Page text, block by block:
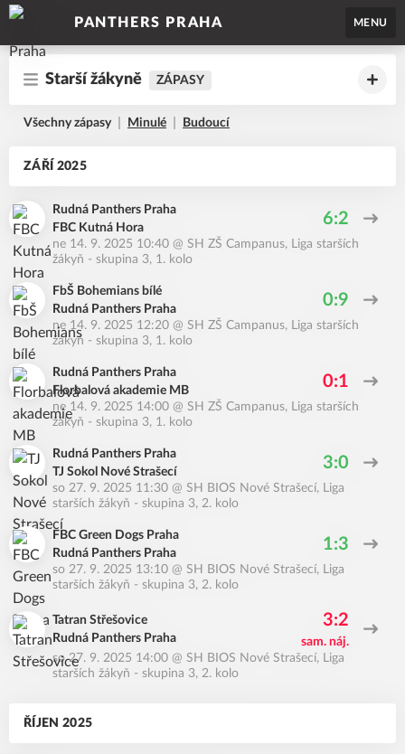
PANTHERS PRAHA MENU
Starší žákyně ZÁPASY
Všechny zápasy Minulé Budoucí
ZÁŘÍ 2025
Rudná Panthers Praha
FBC Kutná Hora
6:2
ne 14. 9. 2025 10:40 @ SH ZŠ Campanus, Liga starších
žákyň - skupina 3, 1. kolo
FbŠ Bohemians bílé
Rudná Panthers Praha
0:9
ne 14. 9. 2025 12:20 @ SH ZŠ Campanus, Liga starších
žákyň - skupina 3, 1. kolo
Rudná Panthers Praha
Florbalová akademie MB
0:1
ne 14. 9. 2025 14:00 @ SH ZŠ Campanus, Liga starších
žákyň - skupina 3, 1. kolo
Rudná Panthers Praha
TJ Sokol Nové Strašecí
3:0
so 27. 9. 2025 11:30 @ SH BIOS Nové Strašecí, Liga
starších žákyň - skupina 3, 2. kolo
FBC Green Dogs Praha
Rudná Panthers Praha
1:3
so 27. 9. 2025 13:10 @ SH BIOS Nové Strašecí, Liga
starších žákyň - skupina 3, 2. kolo
Tatran Střešovice
Rudná Panthers Praha
3:2
sam. náj.
so 27. 9. 2025 14:00 @ SH BIOS Nové Strašecí, Liga
starších žákyň - skupina 3, 2. kolo
ŘÍJEN 2025